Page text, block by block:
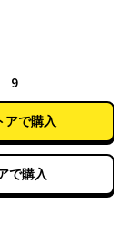
そして人間を取
た。
導師をターゲッ
……。
9
アで購入
で購入